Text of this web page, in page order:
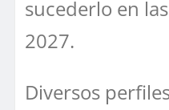
sucederlo en
2027.
Diversos